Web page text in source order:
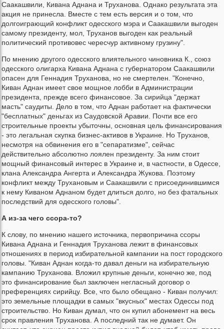
Саакашвили, Кивана Аднана и Труханова. Однако результата эта
акция не принесла. Вместе с тем есть версия и о том, что
долгоиграющий конфликт одесского мэра и Саакашвили выгоден
самому президенту, мол, Труханов выгоден как реальный
политический противовес чересчур активному грузину".
По мнению другого одесского влиятельного чиновника К., союз
одесского олигарха Кивана Аднана с губернатором Саакашвили
опасен для Геннадия Труханова, но не смертелен. "Конечно,
Киван Аднан имеет свое мощное лобби в Администрации
президента, прежде всего финансовое. За сирийца "держат
масть" саудиты. Дело в том, что Аднан работает на фактически
"бесплатных" деньгах из Саудовской Аравии. Почти все его
строительные проекты убыточны, основная цель финансирования
- это легальная скупка бизнес-активов в Украине. Но Труханов,
несмотря на обвинения его в "сепаратизме", сейчас
действительно абсолютно лоялен президенту. За ним стоит
мощный финансовый интерес в Украине и, в частности, в Одессе,
клана Александра Ангерта и Александра Жукова. Поэтому
конфликт между Трухановым и Саакашвили с присоединившимся
к нему Киваном Аднаном будет длиться долго, но без фатальных
последствий для одесского головы".
А из-за чего ссора-то?
К слову, по мнению нашего источника, первопричина ссоры
Кивана Аднана и Геннадия Труханова лежит в финансовых
отношениях в период избирательной кампании на пост городского
головы. "Киван Аднан когда-то давал деньги на избирательную
кампанию Труханова. Вложил крупные деньги, конечно же, под
это финансирование был заключен негласный договор о
преференциях сирийцу. Все, что было обещано - Киван получил:
это земельные площадки в самых "вкусных" местах Одессы под
строительство. Но Киван думал, что он купил абонемент на весь
срок правления Труханова. А последний так не думает. Он